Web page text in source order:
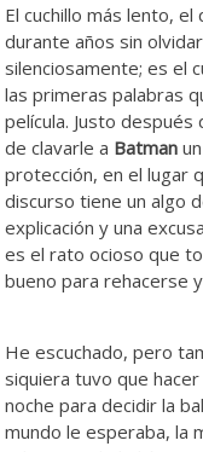
El cuchillo más lento,
durante años sin
silenciosamente; es el
las primeras palabras
película. Justo
de clavarle a Batman
protección, en el lugar
discurso tiene un algo
explicación y una
es el rato ocioso que
bueno para rehacerse
He escuchado, pero
siquiera tuvo que
noche para decidir la
mundo le esperaba, la